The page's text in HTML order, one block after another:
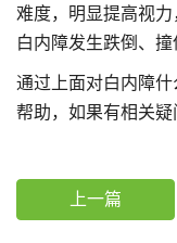
难度，明显提高视
白内障发生跌倒、撞
通过上面对白内障
帮助，如果有相关
上一篇